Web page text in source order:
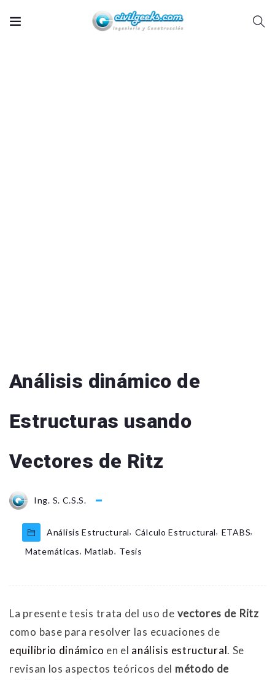
Análisis dinámico de
Estructuras usando
Vectores de Ritz
Ing. S. C.S.S.
Análisis Estructural, Cálculo Estructural, ETABS,
Matemáticas, Matlab, Tesis
La presente tesis trata del uso de vectores de Ritz
como base para resolver las ecuaciones de
equilibrio dinámico en el análisis estructural. Se
revisan los aspectos teóricos del método de